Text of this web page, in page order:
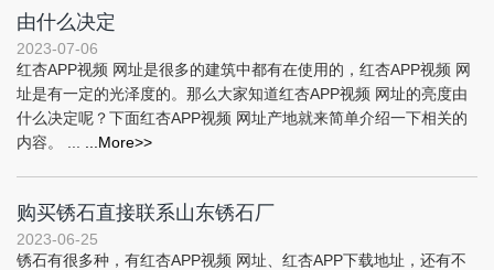
由什么决定
2023-07-06
红杏APP视频 网址是很多的建筑中都有在使用的，红杏APP视频 网
址是有一定的光泽度的。那么大家知道红杏APP视频 网址的亮度由
什么决定呢？下面红杏APP视频 网址产地就来简单介绍一下相关的
内容。 ...
...More>>
购买锈石直接联系山东锈石厂
2023-06-25
锈石有很多种，有红杏APP视频 网址、红杏APP下载地址，还有不